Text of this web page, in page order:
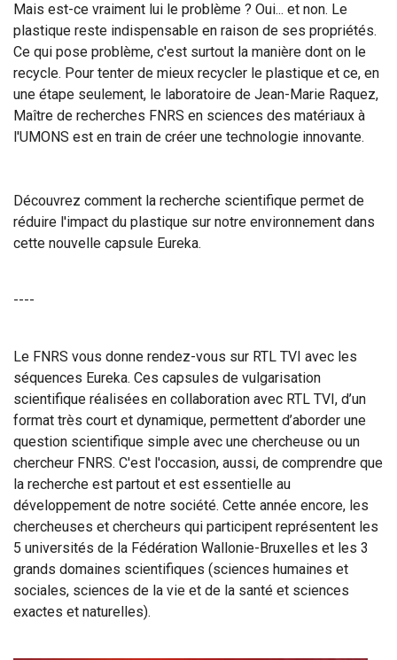
Mais est-ce vraiment lui le problème ? Oui... et non. Le
plastique reste indispensable en raison de ses propriétés.
Ce qui pose problème, c'est surtout la manière dont on le
recycle. Pour tenter de mieux recycler le plastique et ce, en
une étape seulement, le laboratoire de Jean-Marie Raquez,
Maître de recherches FNRS en sciences des matériaux à
l'UMONS est en train de créer une technologie innovante.
Découvrez comment la recherche scientifique permet de
réduire l'impact du plastique sur notre environnement dans
cette nouvelle capsule Eureka.
----
Le FNRS vous donne rendez-vous sur RTL TVI avec les
séquences Eureka. Ces capsules de vulgarisation
scientifique réalisées en collaboration avec RTL TVI, d’un
format très court et dynamique, permettent d’aborder une
question scientifique simple avec une chercheuse ou un
chercheur FNRS. C'est l'occasion, aussi, de comprendre que
la recherche est partout et est essentielle au
développement de notre société. Cette année encore, les
chercheuses et chercheurs qui participent représentent les
5 universités de la Fédération Wallonie-Bruxelles et les 3
grands domaines scientifiques (sciences humaines et
sociales, sciences de la vie et de la santé et sciences
exactes et naturelles).